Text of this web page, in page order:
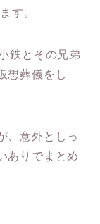
す。
鉄とその兄弟
想葬儀をし
、意外としっ
ありでまとめ